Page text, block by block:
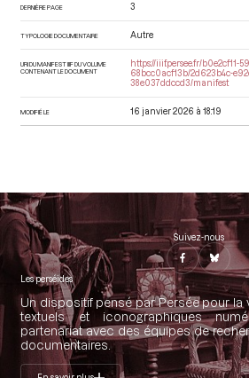
DERNIÈRE PAGE 3
TYPOLOGIE DOCUMENTAIRE Autre
URI DU MANIFEST IIIF DU VOLUME
CONTENANT LE DOCUMENT
https://iiif.persee.fr/b0e2cf11-
68bcc0acf13b/2d623b4c-
38e037ddccd3/manifest
MODIFIÉ LE 16 janvier 2026 à 18:19
Suivez-nous
Les perséides
Un dispositif pensé par Persée pour
textuels et iconographiques
partenariat avec des équipes de
documentaires.